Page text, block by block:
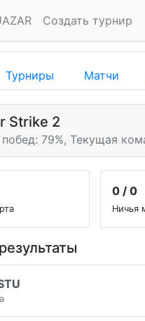
Создать турнир
Турниры Матчи
Strike 2
79%, Текущая
0 / 0
Ничья